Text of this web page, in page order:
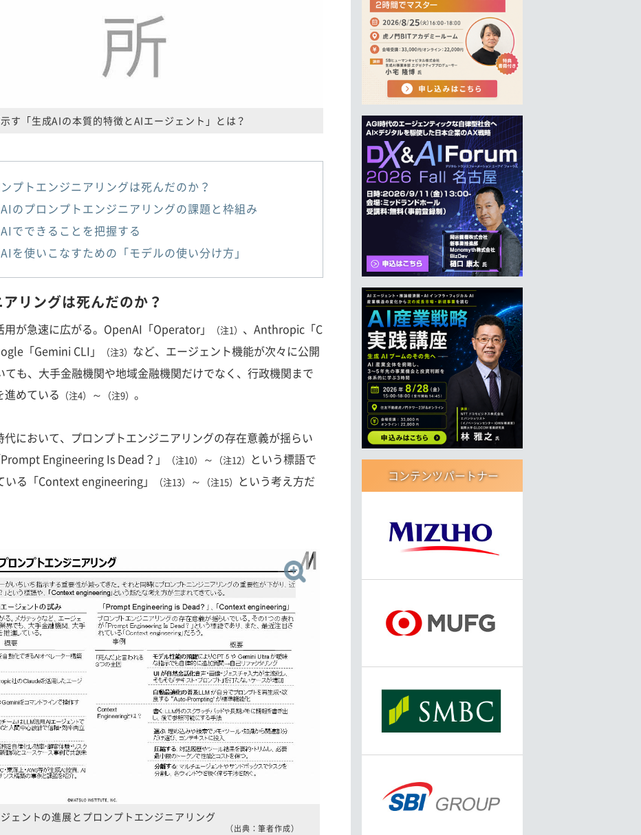
す「生成AIの本質的特徴とAIエージェント」とは？
プトエンジニアリングは死んだのか？
のプロンプトエンジニアリングの課題と枠組み
でできることを把握する
を使いこなすための「モデルの使い分け方」
リングは死んだのか？
が急速に広がる。OpenAI「Operator」 （注1） 、Anthropic「C
「Gemini CLI」 （注3） など、エージェント機能が次々に公開
ても、大手金融機関や地域金融機関だけでなく、行政機関まで
進めている （注4） ～ （注9） 。
において、プロンプトエンジニアリングの存在意義が揺らい
Engineering Is Dead？」
（注10） ～ （注12）
という標語で
る「Context engineering」
（注13） ～ （注15）
という考え方だ
ェントの進展とプロンプトエンジニアリング
（出典：筆者作成）
コンテンツパートナー